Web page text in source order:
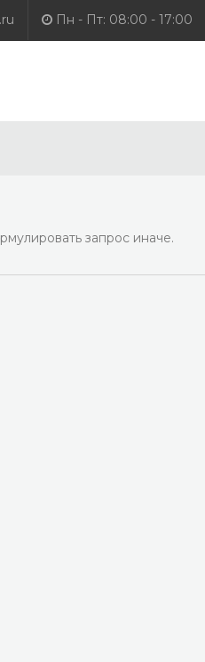
Пн - Пт: 08:00 - 17:00
запрос иначе.